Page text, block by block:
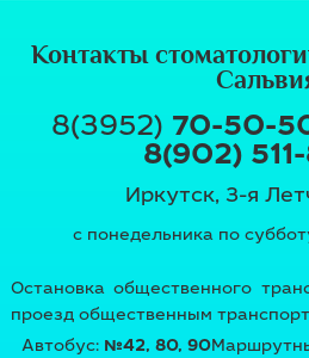
Контакты
8(3952) 70-50-
8(902)
Иркутск, 3-я
с понедельника по
Остановка общественного
проезд общественным
Автобус:№42, 80, 90